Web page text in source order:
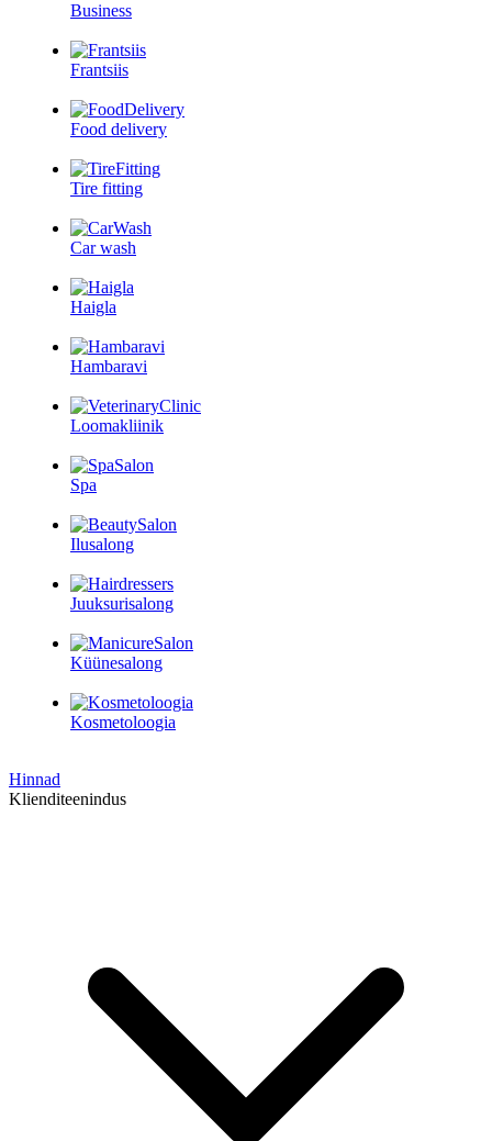
Business
Frantsiis
Food delivery
Tire fitting
Car wash
Haigla
Hambaravi
Loomakliinik
Spa
Ilusalong
Juuksurisalong
Küünesalong
Kosmetoloogia
Hinnad
Klienditeenindus